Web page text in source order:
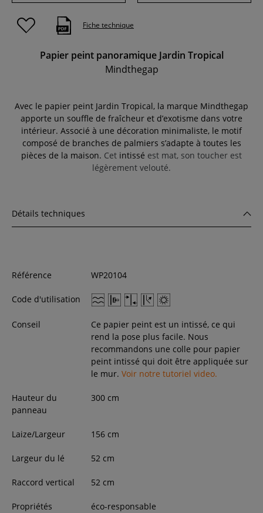
Fiche technique
Papier peint panoramique Jardin Tropical
Mindthegap
Avec le papier peint Jardin Tropical, la marque Mindthegap
apporte un souffle de fraîcheur et d’exotisme dans votre
intérieur. Associé à une décoration minimaliste, le motif
composé de branches de palmiers s’adapte à toutes les
pièces de la maison. Cet intissé est mat, son toucher est
légèrement velouté.
Détails techniques
Référence WP20104
Code d'utilisation
Conseil
Ce papier peint est un intissé, ce qui
rend la pose plus facile. Nous
recommandons une colle pour papier
peint intissé qui doit être appliquée sur
le mur. Voir notre tutoriel video.
Hauteur du
panneau
300 cm
Laize/Largeur 156 cm
Largeur du lé 52 cm
Raccord vertical 52 cm
Propriétés éco-responsable